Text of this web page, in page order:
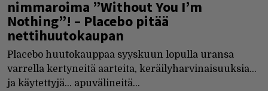
nimmaroima ”Without You I’m
Nothing”! – Placebo pitää
nettihuutokaupan
Placebo huutokauppaa syyskuun lopulla uransa
varrella kertyneitä aarteita, keräilyharvinaisuuksia...
ja käytettyjä... apuvälineitä...